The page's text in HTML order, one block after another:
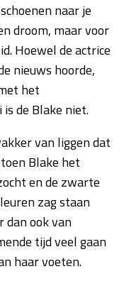
naar je
droom, maar voor
Hoewel de actrice
nieuws hoorde,
het
de Blake niet.
van liggen dat
Blake het
en de zwarte
zag staan
dan ook van
tijd veel gaan
haar voeten.